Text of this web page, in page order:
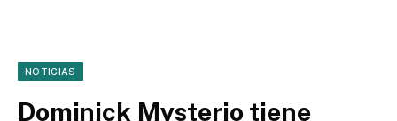
NOTICIAS
Dominick Mysterio tiene